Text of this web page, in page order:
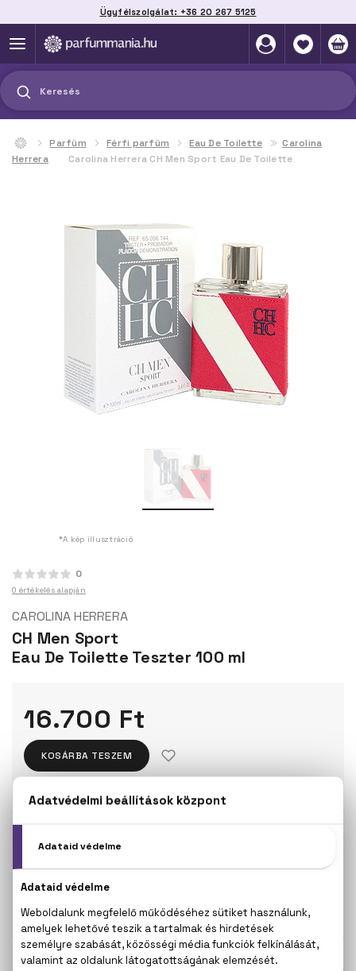
Ügyfélszolgálat: +36 20 267 5125
Keresés
Parfüm Férfi parfüm Eau De Toilette
Carolina
Herrera
Carolina Herrera CH Men Sport Eau De Toilette
*A kép illusztráció
0
0 értékelés alapján
CAROLINA HERRERA
CH Men Sport
Eau De Toilette Teszter 100 ml
16.700 Ft
KOSÁRBA TESZEM
Törzsvásárlóknak csak:15.865 Ft
Teszter 100 ml
100 ml
KAPCSOLÓDÓ TERMÉKEK